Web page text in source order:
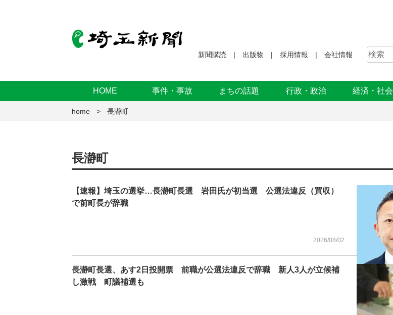
新聞購読 出版物 採用情報 会社情報
HOME 事件・事故 まちの話題 行政・政治 経済・社会
home 長瀞町
長瀞町
【速報】埼玉の選挙…長瀞町長選 岩田氏が初当選 公選法違反（買収）
で前町長が辞職
2026/08/02
長瀞町長選、あす2日投開票 前職が公選法違反で辞職 新人3人が立候補
し激戦 町議補選も